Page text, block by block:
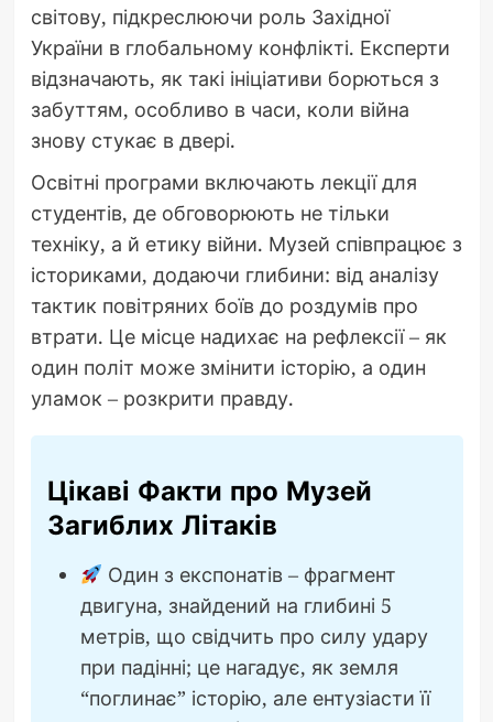
світову, підкреслюючи роль Західної
України в глобальному конфлікті. Експерти
відзначають, як такі ініціативи борються з
забуттям, особливо в часи, коли війна
знову стукає в двері.
Освітні програми включають лекції для
студентів, де обговорюють не тільки
техніку, а й етику війни. Музей співпрацює з
істориками, додаючи глибини: від аналізу
тактик повітряних боїв до роздумів про
втрати. Це місце надихає на рефлексії – як
один політ може змінити історію, а один
уламок – розкрити правду.
Цікаві Факти про Музей
Загиблих Літаків
Один з експонатів – фрагмент
двигуна, знайдений на глибині 5
метрів, що свідчить про силу удару
при падінні; це нагадує, як земля
“поглинає” історію, але ентузіасти її